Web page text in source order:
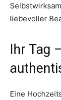
liebevoller
Ihr Tag
Eine